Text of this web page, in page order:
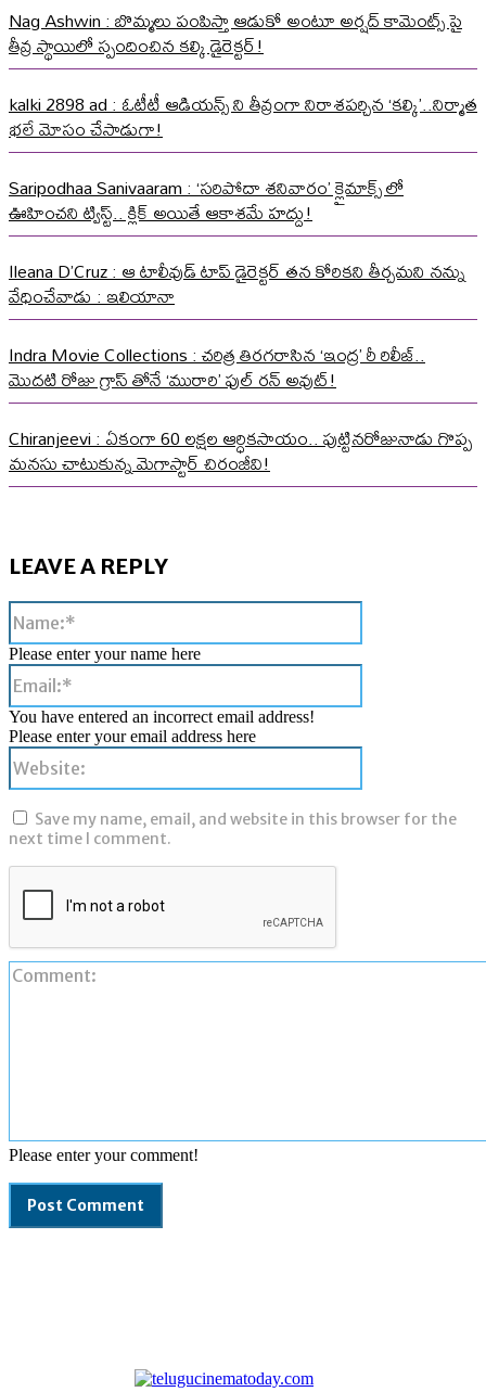
Nag Ashwin : బొమ్మలు పంపిస్తా ఆడుకో అంటూ అర్షద్ కామెంట్స్ పై
తీవ్ర స్థాయిలో స్పందించిన కల్కి డైరెక్టర్!
kalki 2898 ad : ఓటీటీ ఆడియన్స్ ని తీవ్రంగా నిరాశపర్చిన ‘కల్కి’..నిర్మాత
భలే మోసం చేసాడుగా!
Saripodhaa Sanivaaram : ‘సరిపోదా శనివారం’ క్లైమాక్స్ లో
ఊహించని ట్విస్ట్.. క్లిక్ అయితే ఆకాశమే హద్దు!
Ileana D’Cruz : ఆ టాలీవుడ్ టాప్ డైరెక్టర్ తన కోరికని తీర్చమని నన్ను
వేధించేవాడు : ఇలియానా
Indra Movie Collections : చరిత్ర తిరగరాసిన ‘ఇంద్ర’ రీ రిలీజ్..
మొదటి రోజు గ్రాస్ తోనే ‘మురారి’ ఫుల్ రన్ అవుట్!
Chiranjeevi : ఏకంగా 60 లక్షల ఆర్ధికసాయం.. పుట్టినరోజునాడు గొప్ప
మనసు చాటుకున్న మెగాస్టార్ చిరంజీవి!
LEAVE A REPLY
Please enter your comment!
Please enter your name here
You have entered an incorrect email address!
Please enter your email address here
Save my name, email, and website in this browser for the
next time I comment.